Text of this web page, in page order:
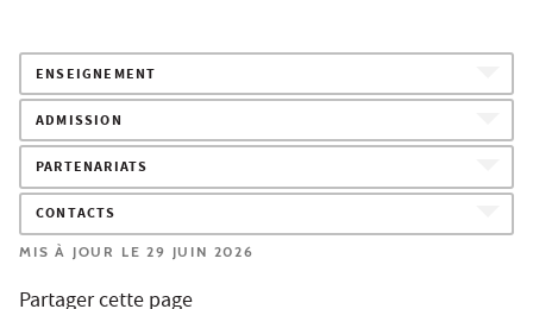
ENSEIGNEMENT
ADMISSION
PARTENARIATS
CONTACTS
MIS À JOUR LE 29 JUIN 2026
Partager cette page